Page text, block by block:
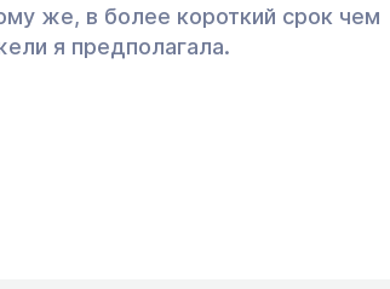
же, в более короткий срок чем
я предполагала.